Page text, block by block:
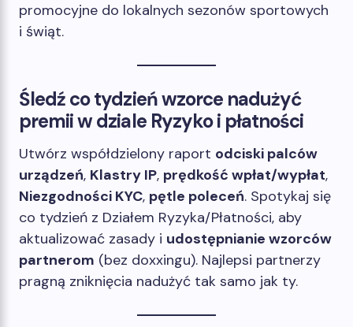
promocyjne do lokalnych sezonów sportowych
i świąt.
Śledź co tydzień wzorce nadużyć
premii w dziale Ryzyko i płatności
Utwórz współdzielony raport odciski palców
urządzeń, Klastry IP, prędkość wpłat/wypłat,
Niezgodności KYC, pętle poleceń. Spotykaj się
co tydzień z Działem Ryzyka/Płatności, aby
aktualizować zasady i udostępnianie wzorców
partnerom (bez doxxingu). Najlepsi partnerzy
pragną zniknięcia nadużyć tak samo jak ty.